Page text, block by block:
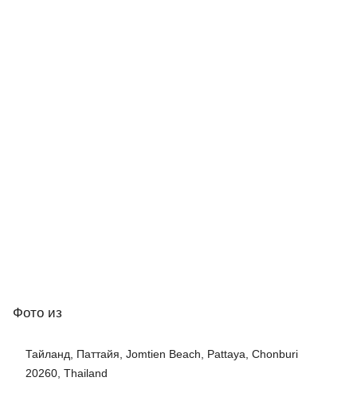
Фото из
Тайланд, Паттайя, Jomtien Beach, Pattaya, Chonburi
20260, Thailand